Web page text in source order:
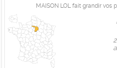
MAISON LOL fait grandir vos